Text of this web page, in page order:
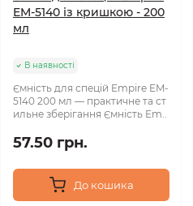
EM-5140 із кришкою - 200
мл
В наявності
Ємність для спецій Empire EM-
5140 200 мл — практичне та ст
ильне зберігання Ємність Em..
57.50 грн.
До кошика